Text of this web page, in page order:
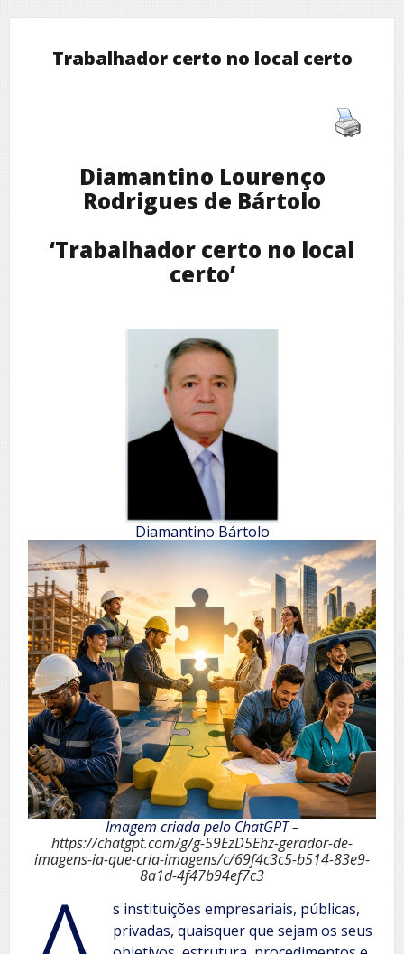
Trabalhador certo no local certo
Diamantino Lourenço
Rodrigues de Bártolo
‘Trabalhador certo no local
certo’
Diamantino Bártolo
Imagem criada pelo ChatGPT –
https://chatgpt.com/g/g-59EzD5Ehz-gerador-de-
imagens-ia-que-cria-imagens/c/69f4c3c5-b514-83e9-
8a1d-4f47b94ef7c3
s instituições empresariais, públicas,
privadas, quaisquer que sejam os seus